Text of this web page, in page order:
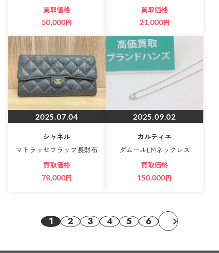
買取価格
50,000円
買取価格
21,000円
2025.07.04
シャネル
マトラッセフラップ長財布
買取価格
78,000円
2025.09.02
カルティエ
ダムールLMネックレス
買取価格
150,000円
1 2 3 4 5 6